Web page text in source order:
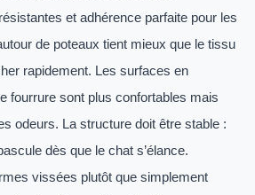
et adhérence parfaite pour les
de poteaux tient mieux que le tissu
rapidement. Les surfaces en
fourrure sont plus confortables mais
odeurs. La structure doit être stable :
dès que le chat s’élance.
vissées plutôt que simplement